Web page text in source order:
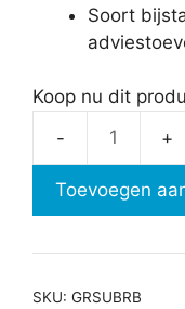
Soort
Koop nu dit
Toevoegen
SKU: GRSUBRB